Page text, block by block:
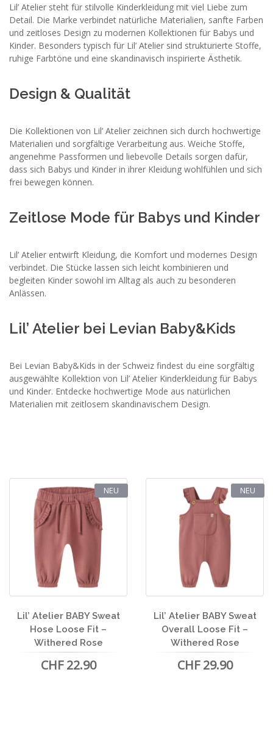
Lil’ Atelier steht für stilvolle Kinderkleidung mit viel Liebe zum
Detail. Die Marke verbindet natürliche Materialien, sanfte Farben
und zeitloses Design zu modernen Kollektionen für Babys und
Kinder. Besonders typisch für Lil’ Atelier sind strukturierte Stoffe,
ruhige Farbtöne und eine skandinavisch inspirierte Ästhetik.
Design & Qualität
Die Kollektionen von Lil’ Atelier zeichnen sich durch hochwertige
Materialien und sorgfältige Verarbeitung aus. Weiche Stoffe,
angenehme Passformen und liebevolle Details sorgen dafür,
dass sich Babys und Kinder in ihrer Kleidung wohlfühlen und sich
frei bewegen können.
Zeitlose Mode für Babys und Kinder
Lil’ Atelier entwirft Kleidung, die Komfort und modernes Design
verbindet. Die Stücke lassen sich leicht kombinieren und
begleiten Kinder sowohl im Alltag als auch zu besonderen
Anlässen.
Lil’ Atelier bei Levian Baby&Kids
Bei Levian Baby&Kids in der Schweiz findest du eine sorgfältig
ausgewählte Kollektion von Lil’ Atelier Kinderkleidung für Babys
und Kinder. Entdecke hochwertige Mode aus natürlichen
Materialien mit zeitlosem skandinavischem Design.
NEU
Lil’ Atelier BABY Sweat
Hose Loose Fit –
Withered Rose
CHF 22.90
NEU
Lil’ Atelier BABY Sweat
Overall Loose Fit –
Withered Rose
CHF 29.90